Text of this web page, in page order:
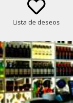
Lista de deseos